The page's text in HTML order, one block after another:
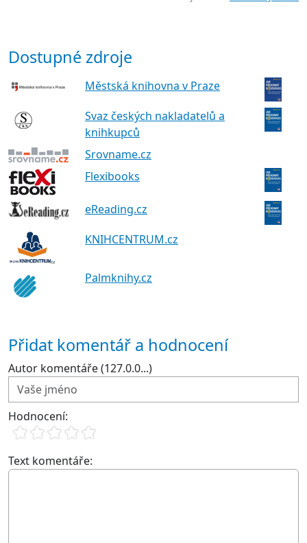
Dostupné zdroje
Městská knihovna v Praze
Svaz českých nakladatelů a
knihkupců
Srovname.cz
Flexibooks
eReading.cz
KNIHCENTRUM.cz
Palmknihy.cz
Přidat komentář a hodnocení
Autor komentáře (127.0.0...)
Hodnocení:
Text komentáře: